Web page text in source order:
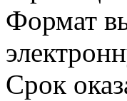
Формат
Срок